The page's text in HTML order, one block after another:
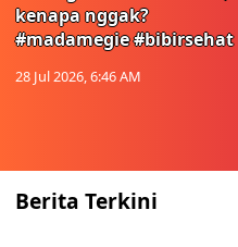
kenapa nggak?
#madamegie #bibirsehat
28 Jul 2026, 6:46 AM
Berita Terkini